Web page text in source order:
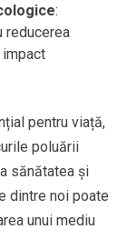
:
reducerea
pentru viață,
poluării
sănătatea și
dintre noi poate
unui mediu